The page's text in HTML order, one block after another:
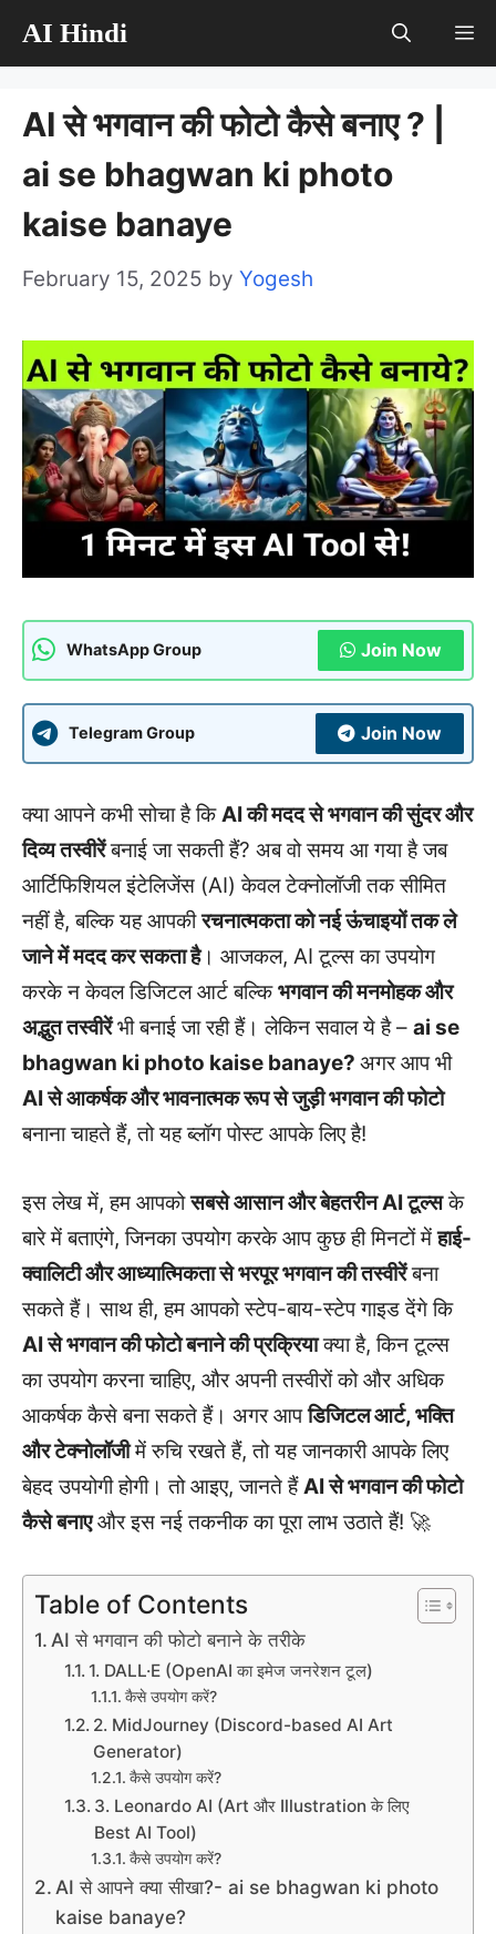
AI Hindi
AI से भगवान की फोटो कैसे बनाए ? |
ai se bhagwan ki photo
kaise banaye
February 15, 2025 by Yogesh
WhatsApp Group Join Now
Telegram Group Join Now
क्या आपने कभी सोचा है किAI की मदद से भगवान की सुंदर और
दिव्य तस्वीरेंबनाई जा सकती हैं? अब वो समय आ गया है जब
आर्टिफिशियल इंटेलिजेंस (AI) केवल टेक्नोलॉजी तक सीमित
नहीं है, बल्कि यह आपकीरचनात्मकता को नई ऊंचाइयों तक ले
जाने में मदद कर सकता है। आजकल, AI टूल्स का उपयोग
करके न केवल डिजिटल आर्ट बल्किभगवान की मनमोहक और
अद्भुत तस्वीरेंभी बनाई जा रही हैं। लेकिन सवाल ये है – ai se
bhagwan ki photo kaise banaye? अगर आप भी
AI से आकर्षक और भावनात्मक रूप से जुड़ी भगवान की फोटो
बनाना चाहते हैं, तो यह ब्लॉग पोस्ट आपके लिए है!
इस लेख में, हम आपकोसबसे आसान और बेहतरीन AI टूल्सके
बारे में बताएंगे, जिनका उपयोग करके आप कुछ ही मिनटों मेंहाई-
क्वालिटी और आध्यात्मिकता से भरपूर भगवान की तस्वीरेंबना
सकते हैं। साथ ही, हम आपको स्टेप-बाय-स्टेप गाइड देंगे कि
AI से भगवान की फोटो बनाने की प्रक्रियाक्या है, किन टूल्स
का उपयोग करना चाहिए, और अपनी तस्वीरों को और अधिक
आकर्षक कैसे बना सकते हैं। अगर आपडिजिटल आर्ट, भक्ति
और टेक्नोलॉजीमें रुचि रखते हैं, तो यह जानकारी आपके लिए
बेहद उपयोगी होगी। तो आइए, जानते हैंAI से भगवान की फोटो
कैसे बनाएऔर इस नई तकनीक का पूरा लाभ उठाते हैं! 🚀
Table of Contents
AI से भगवान की फोटो बनाने के तरीके
1. DALL·E (OpenAI का इमेज जनरेशन टूल)
कैसे उपयोग करें?
2. MidJourney (Discord-based AI Art
Generator)
कैसे उपयोग करें?
3. Leonardo AI (Art और Illustration के लिए
Best AI Tool)
कैसे उपयोग करें?
AI से आपने क्या सीखा?- ai se bhagwan ki photo
kaise banaye?